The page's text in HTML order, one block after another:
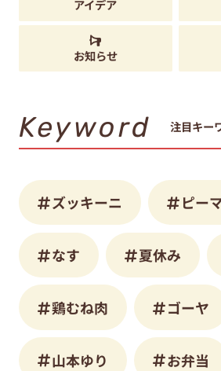
アイデア
お知らせ
Keyword 注目キー
ズッキーニ ピー
なす 夏休み
鶏むね肉 ゴーヤ
山本ゆり お弁当